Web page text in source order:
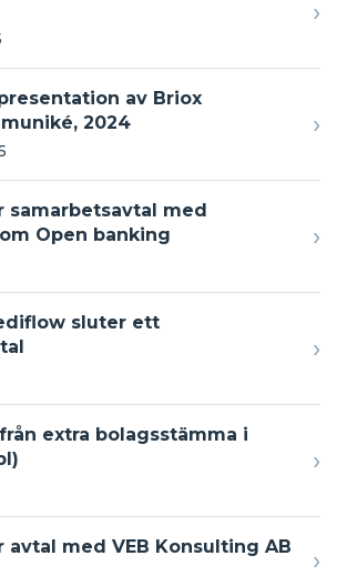
›
av Briox
2024
›
samarbetsavtal med
Open banking
›
sluter ett
›
extra bolagsstämma i
›
avtal med VEB Konsulting AB ›